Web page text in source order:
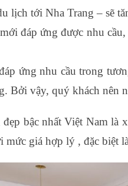
lịch tới Nha Trang – sẽ
đáp ứng được nhu
ứng nhu cầu trong
Bởi vậy, quý khách nên
bậc nhất Việt Nam là
mức giá hợp lý , đặc biệt là